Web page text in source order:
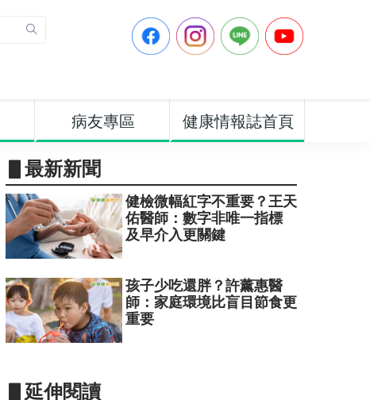
病友專區 健康情報誌首頁
▋最新新聞
健檢微幅紅字不重要？王天
佑醫師：數字非唯一指標
及早介入更關鍵
孩子少吃還胖？許薰惠醫
師：家庭環境比盲目節食更
重要
▋延伸閱讀